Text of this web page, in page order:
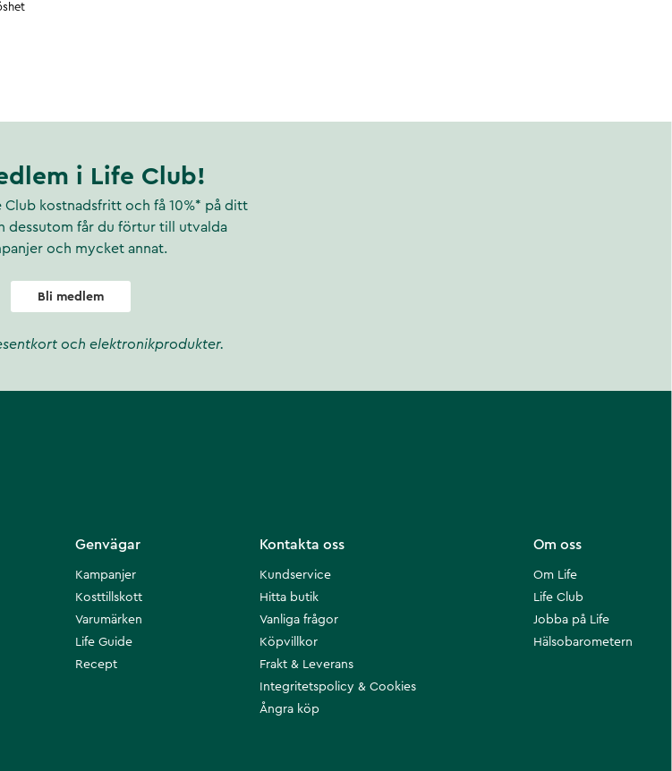
i Life Club!
Club kostnadsfritt och få 10%* på ditt
dessutom får du förtur till utvalda
och mycket annat.
Bli medlem
och elektronikprodukter.
Om oss
Om Life
Life Club
Jobba på Life
Hälsobarometern
Kontakta oss
Kundservice
Hitta butik
Vanliga frågor
Köpvillkor
Frakt & Leverans
Integritetspolicy & Cookies
Ångra köp
Genvägar
Kampanjer
Kosttillskott
Varumärken
Life Guide
Recept